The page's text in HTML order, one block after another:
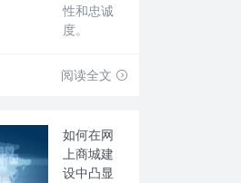
性和忠诚
度。
阅读全文
如何在网
上商城建
设中凸显